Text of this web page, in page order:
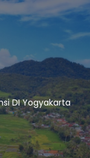
DI Yogyakarta